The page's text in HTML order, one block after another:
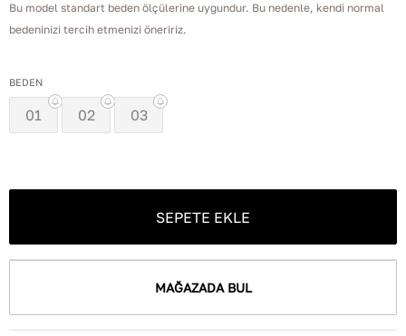
Bu model standart beden ölçülerine uygundur. Bu nedenle, kendi normal
bedeninizi tercih etmenizi öneririz.
BEDEN
01 02 03
SEPETE EKLE
MAĞAZADA BUL